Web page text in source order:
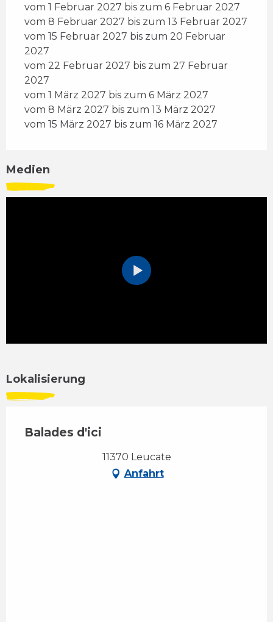
vom 1 Februar 2027 bis zum 6 Februar 2027
vom 8 Februar 2027 bis zum 13 Februar 2027
vom 15 Februar 2027 bis zum 20 Februar
2027
vom 22 Februar 2027 bis zum 27 Februar
2027
vom 1 März 2027 bis zum 6 März 2027
vom 8 März 2027 bis zum 13 März 2027
vom 15 März 2027 bis zum 16 März 2027
Medien
Lokalisierung
Balades d'ici
11370 Leucate
Anfahrt